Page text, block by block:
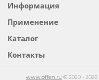
Информация
Применение
Каталог
Контакты
www.offen.ru © 2020 -